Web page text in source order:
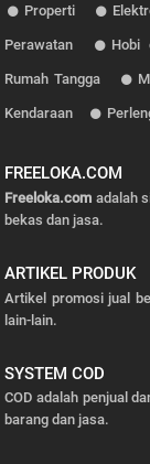
Properti
Perawatan Hobi
Rumah Tangga
Kendaraan
FREELOKA.COM
Freeloka.comadalah
bekas dan jasa.
ARTIKEL PRODUK
Artikel promosi jual
lain-lain.
SYSTEM COD
COD adalah penjual
barang dan jasa.